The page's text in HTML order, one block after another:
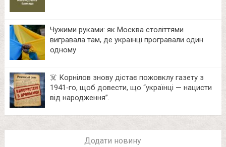
Чужими руками: як Москва століттями
вигравала там, де українці програвали один
одному
☠️ Корнілов знову дістає пожовклу газету з
1941‑го, щоб довести, що “українці — нацисти
від народження”.
Додати новину